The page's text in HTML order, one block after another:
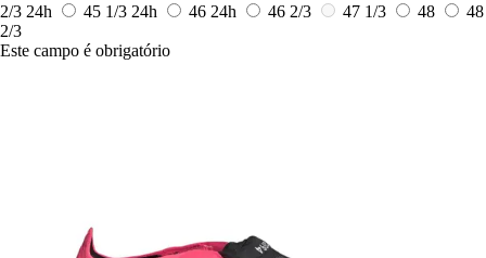
2/3 24h 45 1/3 24h 46 24h 46 2/3 47 1/3 48
48
2/3
Este campo é obrigatório